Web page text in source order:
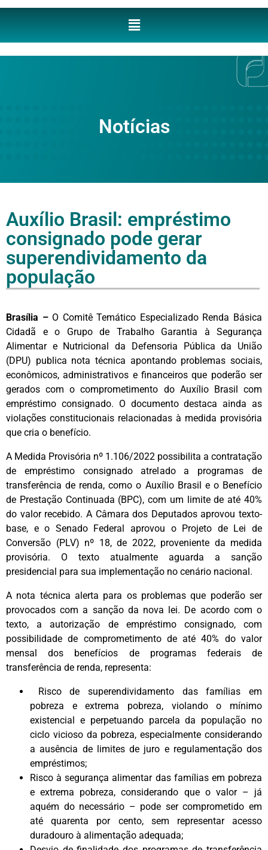
Notícias
Auxílio Brasil: empréstimo
consignado pode gerar
superendividamento da
população
Brasília –O Comitê Temático Especializado Renda Básica
Cidadã e o Grupo de Trabalho Garantia à Segurança
Alimentar e Nutricional da Defensoria Pública da União
(DPU) publica nota técnica apontando problemas sociais,
econômicos, administrativos e financeiros que poderão ser
gerados com o comprometimento do Auxílio Brasil com
empréstimo consignado. O documento destaca ainda as
violações constitucionais relacionadas à medida provisória
que cria o benefício.
A Medida Provisória nº 1.106/2022 possibilita a contratação
de empréstimo consignado atrelado a programas de
transferência de renda, como o Auxílio Brasil e o Benefício
de Prestação Continuada (BPC), com um limite de até 40%
do valor recebido. A Câmara dos Deputados aprovou texto-
base, e o Senado Federal aprovou o Projeto de Lei de
Conversão (PLV) nº 18, de 2022, proveniente da medida
provisória. O texto atualmente aguarda a sanção
presidencial para sua implementação no cenário nacional.
A nota técnica alerta para os problemas que poderão ser
provocados com a sanção da nova lei. De acordo com o
texto, a autorização de empréstimo consignado, com
possibilidade de comprometimento de até 40% do valor
mensal dos benefícios de programas federais de
transferência de renda, representa:
Risco de superendividamento das famílias em
pobreza e extrema pobreza, violando o mínimo
existencial e perpetuando parcela da população no
ciclo vicioso da pobreza, especialmente considerando
a ausência de limites de juro e regulamentação dos
empréstimos;
Risco à segurança alimentar das famílias em pobreza
e extrema pobreza, considerando que o valor – já
aquém do necessário – pode ser comprometido em
até quarenta por cento, sem representar acesso
duradouro à alimentação adequada;